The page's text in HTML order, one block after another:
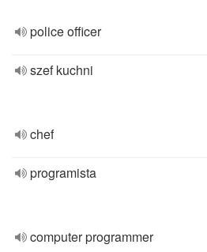
police officer
szef kuchni
chef
programista
computer programmer